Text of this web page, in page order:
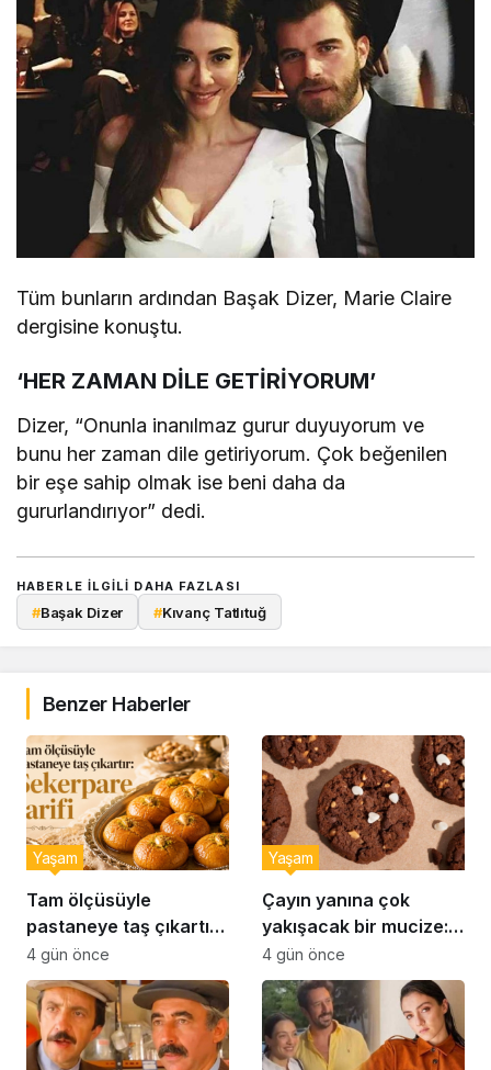
Tüm bunların ardından Başak Dizer, Marie Claire
dergisine konuştu.
‘HER ZAMAN DİLE GETİRİYORUM’
Dizer, “Onunla inanılmaz gurur duyuyorum ve
bunu her zaman dile getiriyorum. Çok beğenilen
bir eşe sahip olmak ise beni daha da
gururlandırıyor” dedi.
HABERLE ILGILI DAHA FAZLASI
#Başak Dizer #Kıvanç Tatlıtuğ
Benzer Haberler
Tam ölçüsüyle
pastaneye taş çıkartır:
Şekerpare tarifi
Yaşam
4 gün önce
Çayın yanına çok
yakışacak bir mucize:
Brownie tadında ıslak
kurabiye tarifi…
Yaşam
4 gün önce